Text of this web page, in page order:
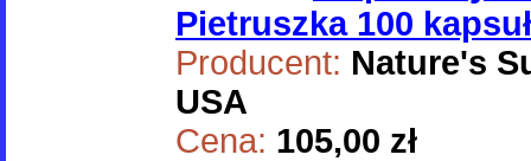
Pietruszka 100
Producent: Nature's
USA
Cena: 105,00 zł